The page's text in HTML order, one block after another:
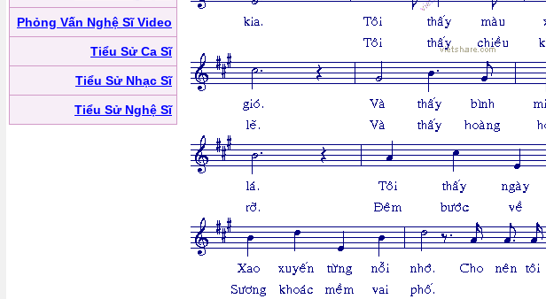
Phỏng Vấn Nghệ Sĩ Video
Tiểu Sử Ca Sĩ
Tiểu Sử Nhạc Sĩ
Tiểu Sử Nghệ Sĩ